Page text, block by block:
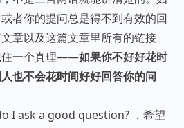
者你的提问总是得不到有效的回
章以及这篇文章里所有的链接
住一个真理——如果你不好好花时
也不会花时间好好回答你的问
I ask a good question? ，希望